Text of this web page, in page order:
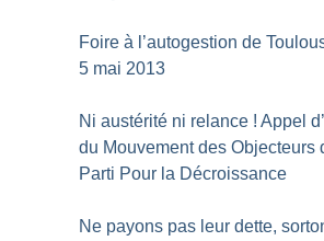
Foire à l’autogestion de
5 mai 2013
Ni austérité ni relance ! Appel
du Mouvement des Objecteurs
Parti Pour la Décroissance
Ne payons pas leur dette,